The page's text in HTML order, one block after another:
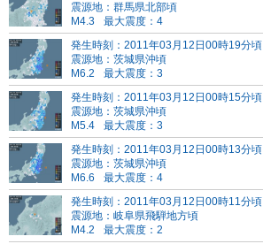
震源地：群馬県北部頃
M4.3
最大震度：4
発生時刻：2011年03月12日00時19分頃
震源地：茨城県沖頃
M6.2
最大震度：3
発生時刻：2011年03月12日00時15分頃
震源地：茨城県沖頃
M5.4
最大震度：3
発生時刻：2011年03月12日00時13分頃
震源地：茨城県沖頃
M6.6
最大震度：4
発生時刻：2011年03月12日00時11分頃
震源地：岐阜県飛騨地方頃
M4.2
最大震度：2